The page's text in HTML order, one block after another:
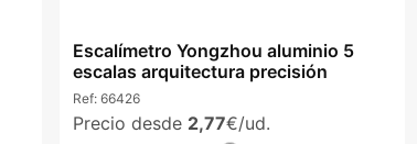
Escalímetro Yongzhou aluminio 5
escalas arquitectura precisión
Ref: 66426
Precio desde 2,77€/ud.